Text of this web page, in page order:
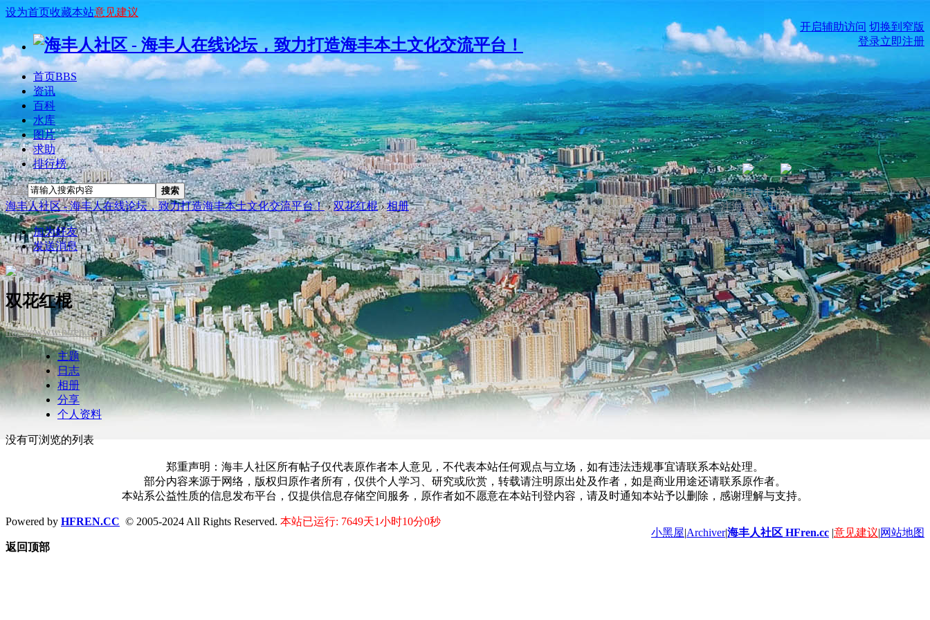
设为首页收藏本站意见建议
开启辅助访问 切换到窄版
登录立即注册
首页BBS
资讯
百科
水库
图片
求助
排行榜
搜索 搜索
海丰人社区 - 海丰人在线论坛，致力打造海丰本土文化交流平台！ › 双花红棍 › 相册
加为好友
发送消息
双花红棍
https://www.hfren.cc/?82
主题
日志
相册
分享
个人资料
没有可浏览的列表
微信扫一扫关
注海丰人社区
公众号
郑重声明：海丰人社区所有帖子仅代表原作者本人意见，不代表本站任何观点与立场，如有违法违规事宜请联系本站处理。
部分内容来源于网络，版权归原作者所有，仅供个人学习、研究或欣赏，转载请注明原出处及作者，如是商业用途还请联系原作者。
本站系公益性质的信息发布平台，仅提供信息存储空间服务，原作者如不愿意在本站刊登内容，请及时通知本站予以删除，感谢理解与支持。
小黑屋|Archiver|海丰人社区 HFren.cc |意见建议|网站地图
Powered by HFREN.CC © 2005-2024 All Rights Reserved. 本站已运行: 7649天1小时10分1秒
返回顶部